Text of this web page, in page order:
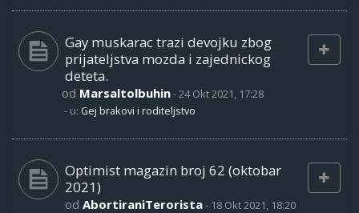
Gay muskarac trazi devojku zbog
prijateljstva mozda i zajednickog
deteta.
od Marsaltolbuhin-24 Okt 2021, 17:28
- u: Gej brakovi i roditeljstvo
Optimist magazin broj 62 (oktobar
2021)
od AbortiraniTerorista- 18 Okt 2021, 18:20